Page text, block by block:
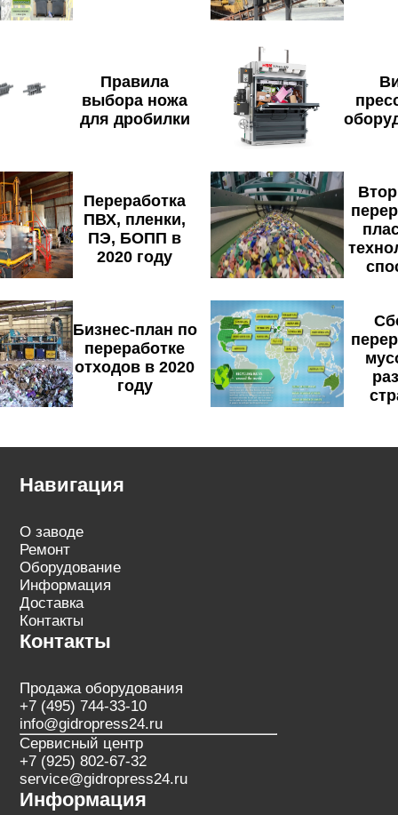
Правила
выбора ножа
для дробилки
Переработка
ПВХ, пленки,
ПЭ, БОПП в
2020 году
Бизнес-план по
переработке
отходов в 2020
году
Навигация
О заводе
Ремонт
Оборудование
Информация
Доставка
Контакты
Контакты
Продажа оборудования
+7 (495) 744-33-10
info@gidropress24.ru
Сервисный центр
+7 (925) 802-67-32
service@gidropress24.ru
Информация